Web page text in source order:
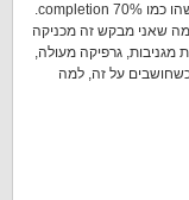
ואפילו הביא אותי לכל הפינות הנידחות של המפה ולמשהו כמו 70% completion.
מה שאני מבקש זה מכניקה
מגניבות, גרפיקה מעולה,
על זה, למה